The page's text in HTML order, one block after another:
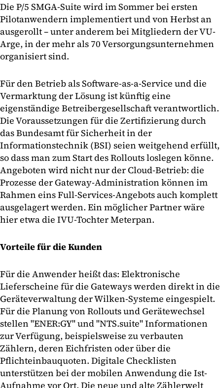
Die P/5 SMGA-Suite wird im Sommer bei ersten
Pilotanwendern implementiert und von Herbst an
ausgerollt – unter anderem bei Mitgliedern der VU-
Arge, in der mehr als 70 Versorgungsunternehmen
organisiert sind.
Für den Betrieb als Software-as-a-Service und die
Vermarktung der Lösung ist künftig eine
eigenständige Betreibergesellschaft verantwortlich.
Die Voraussetzungen für die Zertifizierung durch
das Bundesamt für Sicherheit in der
Informationstechnik (BSI) seien weitgehend erfüllt,
so dass man zum Start des Rollouts loslegen könne.
Angeboten wird nicht nur der Cloud-Betrieb: die
Prozesse der Gateway-Administration können im
Rahmen eins Full-Services-Angebots auch komplett
ausgelagert werden. Ein möglicher Partner wäre
hier etwa die IVU-Tochter Meterpan.
Vorteile für die Kunden
Für die Anwender heißt das: Elektronische
Lieferscheine für die Gateways werden direkt in die
Geräteverwaltung der Wilken-Systeme eingespielt.
Für die Planung von Rollouts und Gerätewechsel
stellen "ENER:GY" und "NTS.suite" Informationen
zur Verfügung, beispielsweise zu verbauten
Zählern, deren Eichfristen oder über die
Pflichteinbauquoten. Digitale Checklisten
unterstützen bei der mobilen Anwendung die Ist-
Aufnahme vor Ort. Die neue und alte Zählerwelt